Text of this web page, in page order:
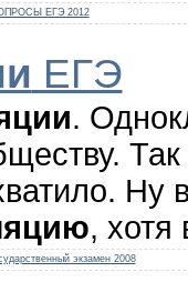
ЕГЭ 2012
ЕГЭ
.
Так
Ну
, хотя
экзамен 2008